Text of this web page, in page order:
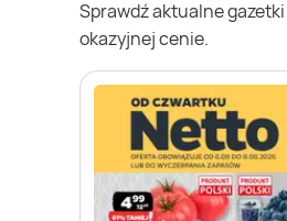
Sprawdź aktualne
okazyjnej cenie.